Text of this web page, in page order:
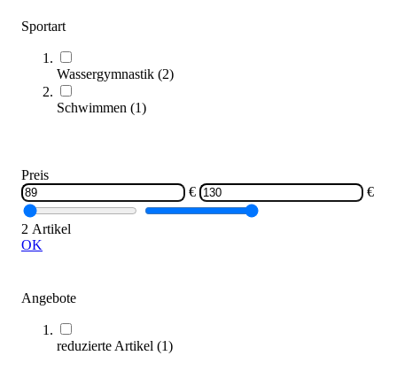
Sportart
Wassergymnastik (2)
Schwimmen (1)
Preis
€
€
2 Artikel
OK
Angebote
reduzierte Artikel (1)
129,00 €
Zum Produkt
Sofort lieferbar